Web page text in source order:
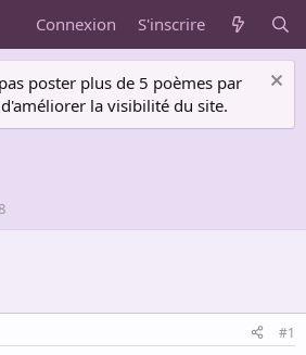
Connexion S'inscrire
poster plus de 5 poèmes par
la visibilité du site.
#1